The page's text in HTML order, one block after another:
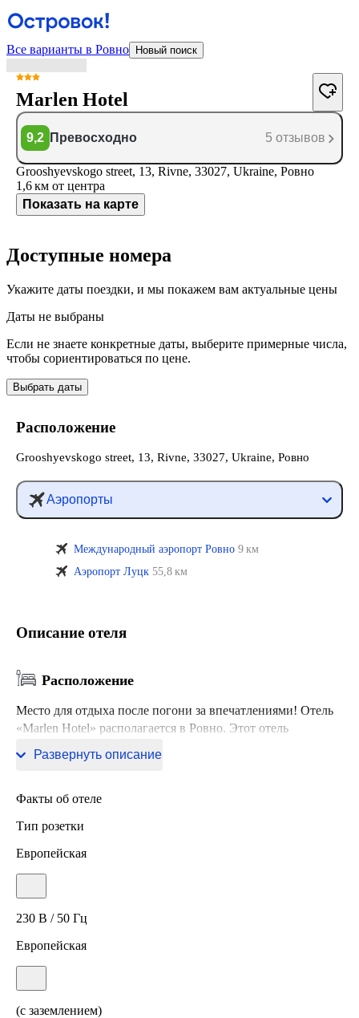
Все варианты в Ровно Новый поиск
Marlen Hotel
9,2 Превосходно 5 отзывов
Grooshyevskogo street, 13, Rivne, 33027, Ukraine, Ровно
1,6 км от центра
Показать на карте
Доступные номера
Укажите даты поездки, и мы покажем вам актуальные цены
Даты не выбраны
Если не знаете конкретные даты, выберите примерные числа,
чтобы сориентироваться по цене.
Выбрать даты
Расположение
Grooshyevskogo street, 13, Rivne, 33027, Ukraine, Ровно
Аэропорты
Международный аэропорт Ровно 9 км
Аэропорт Луцк 55,8 км
Описание отеля
Расположение
Место для отдыха после погони за впечатлениями! Отель
«Marlen Hotel» располагается в Ровно. Этот отель
Развернуть описание
Факты об отеле
Тип розетки
Европейская
230 В / 50 Гц
Европейская
(с заземлением)